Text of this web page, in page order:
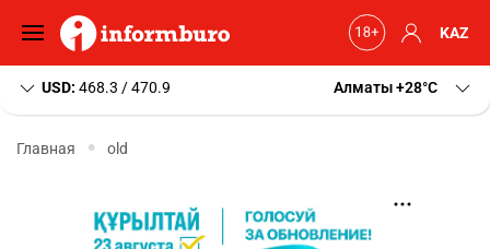
KAZ
USD: 468.3 / 470.9 Алматы+28 C
Главная old